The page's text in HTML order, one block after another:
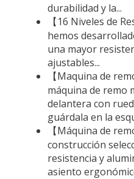
durabilidad y la...
【16 Niveles de
hemos
una mayor
ajustables...
【Maquina de
máquina de remo
delantera con
guárdala en la
【Máquina de
construcción
resistencia y
asiento